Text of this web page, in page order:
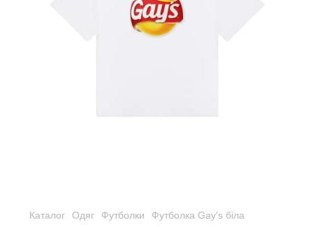
Каталог Одяг Футболки Футболка Gay's біла